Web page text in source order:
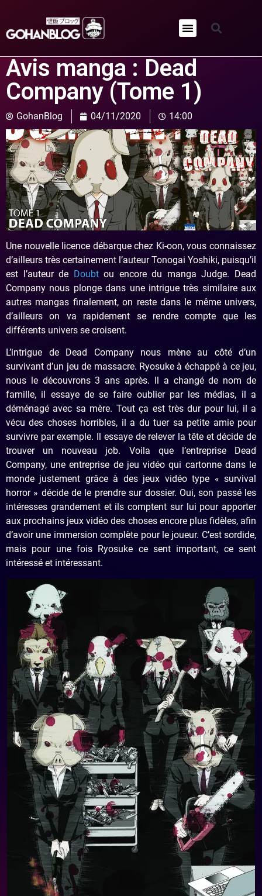
Avis manga : Dead
Company (Tome 1)
GohanBlog 04/11/2020 14:00
Une nouvelle licence débarque chez Ki-oon, vous connaissez
d’ailleurs très certainement l’auteur Tonogai Yoshiki, puisqu’il
est l’auteur de Doubtou encore du manga Judge. Dead
Company nous plonge dans une intrigue très similaire aux
autres mangas finalement, on reste dans le même univers,
d’ailleurs on va rapidement se rendre compte que les
différents univers se croisent.
L’intrigue de Dead Company nous mène au côté d’un
survivant d’un jeu de massacre. Ryosuke à échappé à ce jeu,
nous le découvrons 3 ans après. Il a changé de nom de
famille, il essaye de se faire oublier par les médias, il a
déménagé avec sa mère. Tout ça est très dur pour lui, il a
vécu des choses horribles, il a du tuer sa petite amie pour
survivre par exemple. Il essaye de relever la tête et décide de
trouver un nouveau job. Voila que l’entreprise Dead
Company, une entreprise de jeu vidéo qui cartonne dans le
monde justement grâce à des jeux vidéo type « survival
horror » décide de le prendre sur dossier. Oui, son passé les
intéresses grandement et ils comptent sur lui pour apporter
aux prochains jeux vidéo des choses encore plus fidèles, afin
d’avoir une immersion complète pour le joueur. C’est sordide,
mais pour une fois Ryosuke ce sent important, ce sent
intéressé et intéressant.